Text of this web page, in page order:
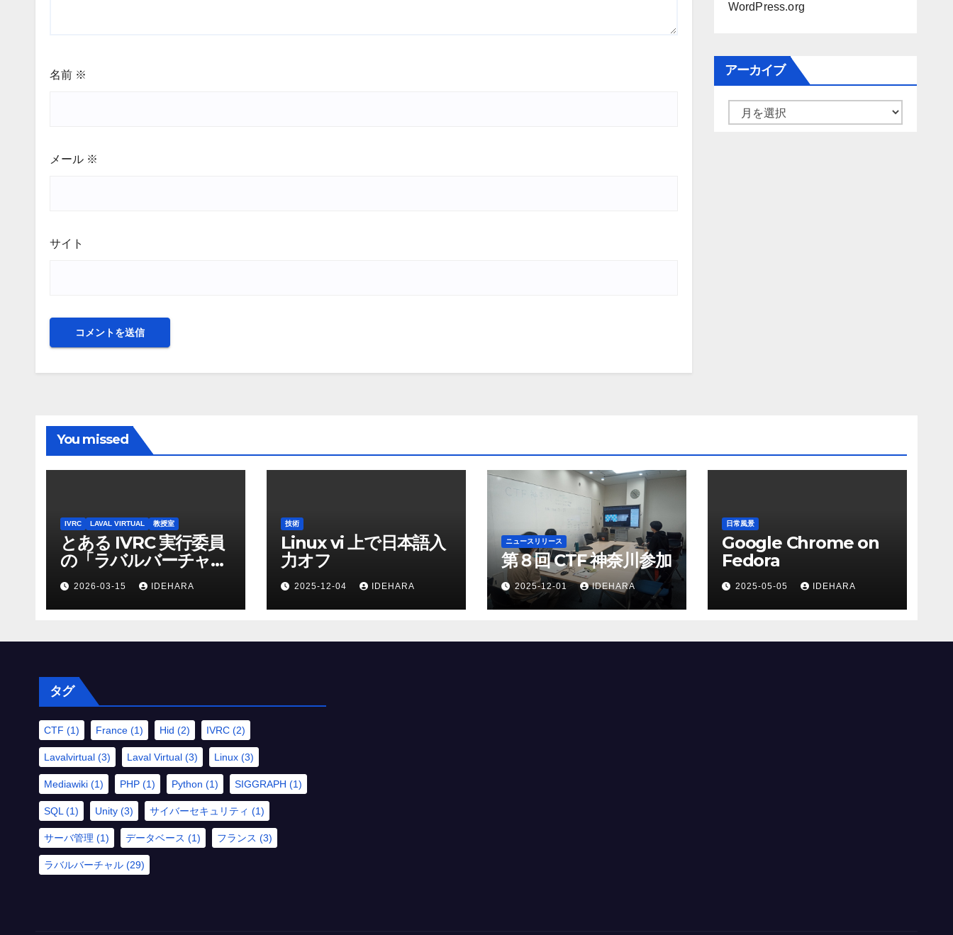
名前 ※
メール ※
サイト
WordPress.org
アーカイブ
You missed
IVRC LAVAL VIRTUAL 教授室
とある IVRC 実行委員
の「ラバルバーチャ
ル」でのサポートにか
ける思いと願い
（2025 年 Discord 上
2026-03-15 IDEHARA
技術
Linux vi 上で日本語入
力オフ
2025-12-04 IDEHARA
ニュースリリース
第８回 CTF 神奈川参加
2025-12-01 IDEHARA
日常風景
Google Chrome on
Fedora
2025-05-05 IDEHARA
タグ
CTF (1) France (1) Hid (2) IVRC (2)
Lavalvirtual (3) Laval Virtual (3) Linux (3)
Mediawiki (1) PHP (1) Python (1) SIGGRAPH (1)
SQL (1) Unity (3) サイバーセキュリティ (1)
サーバ管理 (1) データベース (1) フランス (3)
ラバルバーチャル (29)